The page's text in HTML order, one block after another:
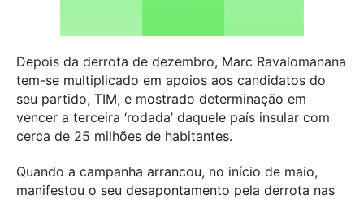
Depois da derrota de dezembro, Marc Ravalomanana
tem-se multiplicado em apoios aos candidatos do
seu partido, TIM, e mostrado determinação em
vencer a terceira ‘rodada’ daquele país insular com
cerca de 25 milhões de habitantes.
Quando a campanha arrancou, no início de maio,
manifestou o seu desapontamento pela derrota nas